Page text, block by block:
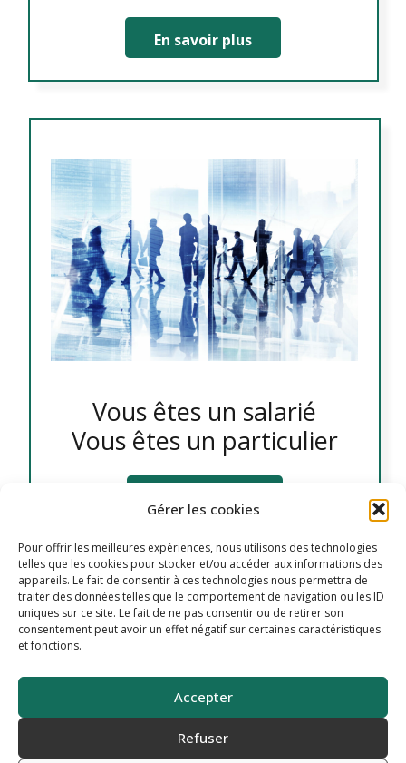
Gérer les cookies
Pour offrir les meilleures expériences, nous utilisons des technologies
telles que les cookies pour stocker et/ou accéder aux informations des
appareils. Le fait de consentir à ces technologies nous permettra de
traiter des données telles que le comportement de navigation ou les ID
uniques sur ce site. Le fait de ne pas consentir ou de retirer son
consentement peut avoir un effet négatif sur certaines caractéristiques
et fonctions.
Accepter
Refuser
En savoir plus
Vous êtes un salarié
Vous êtes un particulier
© 2025 – Tous droits réservés – OPEN’M – Site créé par